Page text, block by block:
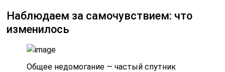
Наблюдаем за самочувствием: что
изменилось
Общее недомогание — частый спутник